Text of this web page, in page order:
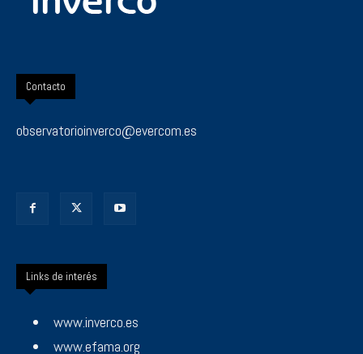
Contacto
observatorioinverco@evercom.es
Links de interés
www.inverco.es
www.efama.org